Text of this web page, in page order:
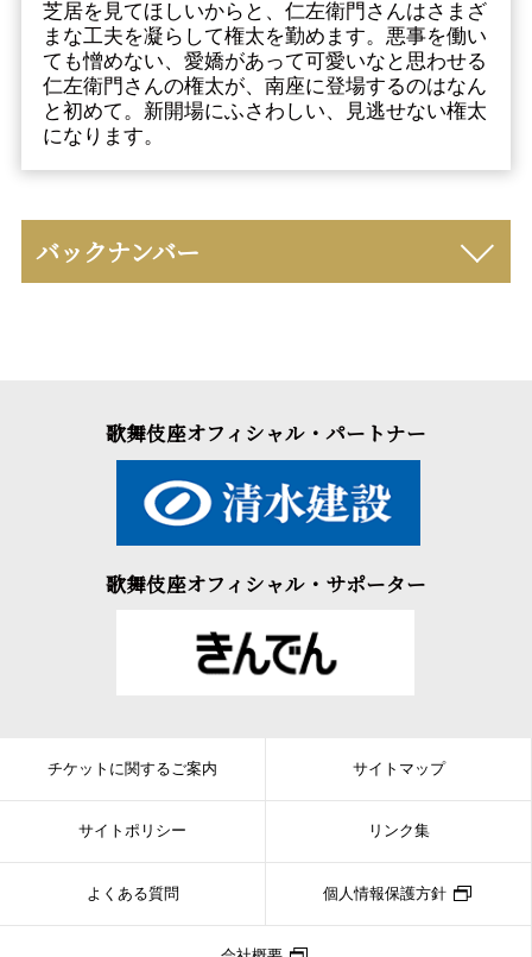
芝居を見てほしいからと、仁左衛門さんはさまざ
まな工夫を凝らして権太を勤めます。悪事を働い
ても憎めない、愛嬌があって可愛いなと思わせる
仁左衛門さんの権太が、南座に登場するのはなん
と初めて。新開場にふさわしい、見逃せない権太
になります。
バックナンバー
歌舞伎座オフィシャル・パートナー
歌舞伎座オフィシャル・サポーター
チケットに関するご案内 サイトマップ
サイトポリシー リンク集
よくある質問 個人情報保護方針